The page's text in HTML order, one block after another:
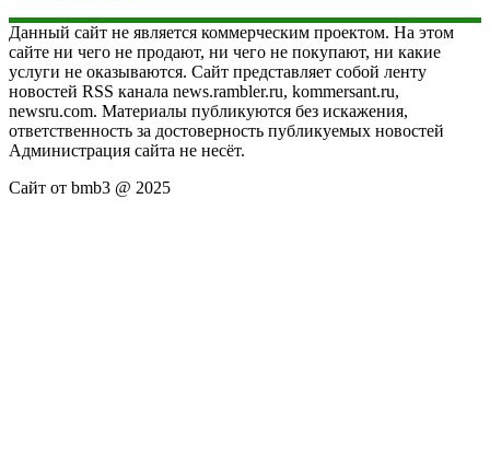
Данный сайт не является коммерческим проектом. На этом
сайте ни чего не продают, ни чего не покупают, ни какие
услуги не оказываются. Сайт представляет собой ленту
новостей RSS канала news.rambler.ru, kommersant.ru,
newsru.com. Материалы публикуются без искажения,
ответственность за достоверность публикуемых новостей
Администрация сайта не несёт.
Сайт от bmb3 @ 2025